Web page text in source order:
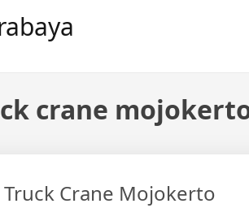
crane
Truck Crane Mojokerto